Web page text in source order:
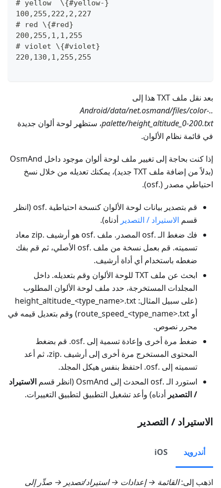
# yellow  \{#yellow-}
100,255,222,2,227
# red \{#red}
200,255,1,1,255
# violet \{#violet}
220,130,1,255,255
بعد نقل ملف TXT هذا إلى
..Android/data/net.osmand/files/color-
palette/height_altitude_0-200.txt، ستظهر لوحة ألوان جديدة
في قائمة نظام الألوان.
إذا كنت بحاجة إلى تغيير ملف لوحة ألوان موجود داخل OsmAnd
(بدلاً من إضافة ملف TXT جديد)، يمكنك تعديله من خلال نسخ
احتياطي مصدر (.osf).
قم بتصدير بيانات لوحة الألوان كنسخة احتياطية .osf (انظر
قسم الاستيراد / التصدير أدناه).
فك ضغط الـ .osf المصدر. ملف .osf هو أرشيف .zip معاد
تسميته. قم بعمل نسخة من ملف .osf الأصلي، ثم قم بفك
ضغطه باستخدام أي أداة أرشيف.
ابحث عن ملف TXT للوحة الألوان وقم بتعديله. داخل
المجلدات المستخرجة، حدد ملف لوحة الألوان المطلوب
(على سبيل المثال: height_altitude_<type_name>.txt
أو route_speed_<type_name>.txt) وقم بتعديل قيمه في
محرر نصوص.
ضغط مرة أخرى وإعادة تسمية إلى .osf. قم بضغط
المحتوى المستخرج مرة أخرى إلى أرشيف .zip، ثم أعد
تسميته إلى .osf. احتفظ بنفس هيكل المجلد.
استورد الـ .osf المحدث إلى OsmAnd (انظر قسم
الاستيراد
/ التصدير أدناه) وأعد تشغيل التطبيق لتطبيق التغييرات.
الاستيراد / التصدير
أندرويد iOS
اذهب إلى:القائمة → إعدادات → استيراد/تصدير → صدِّر إلى